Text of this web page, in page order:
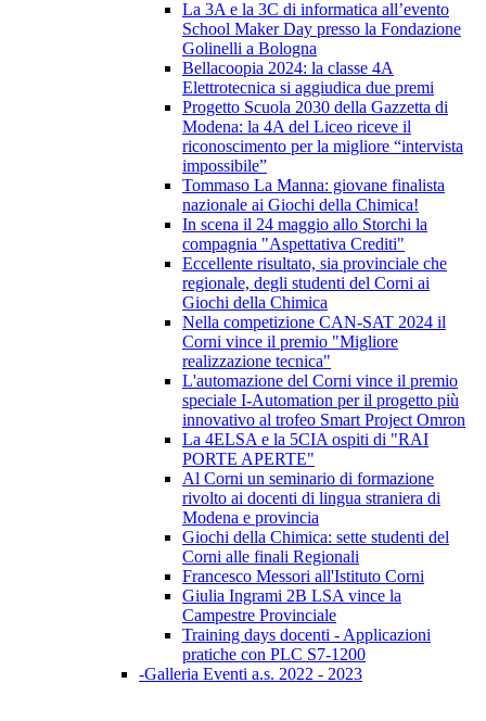
La 3A e la 3C di informatica all’evento
School Maker Day presso la Fondazione
Golinelli a Bologna
Bellacoopia 2024: la classe 4A
Elettrotecnica si aggiudica due premi
Progetto Scuola 2030 della Gazzetta di
Modena: la 4A del Liceo riceve il
riconoscimento per la migliore “intervista
impossibile”
Tommaso La Manna: giovane finalista
nazionale ai Giochi della Chimica!
In scena il 24 maggio allo Storchi la
compagnia "Aspettativa Crediti"
Eccellente risultato, sia provinciale che
regionale, degli studenti del Corni ai
Giochi della Chimica
Nella competizione CAN-SAT 2024 il
Corni vince il premio "Migliore
realizzazione tecnica"
L'automazione del Corni vince il premio
speciale I-Automation per il progetto più
innovativo al trofeo Smart Project Omron
La 4ELSA e la 5CIA ospiti di "RAI
PORTE APERTE"
Al Corni un seminario di formazione
rivolto ai docenti di lingua straniera di
Modena e provincia
Giochi della Chimica: sette studenti del
Corni alle finali Regionali
Francesco Messori all'Istituto Corni
Giulia Ingrami 2B LSA vince la
Campestre Provinciale
Training days docenti - Applicazioni
pratiche con PLC S7-1200
-Galleria Eventi a.s. 2022 - 2023